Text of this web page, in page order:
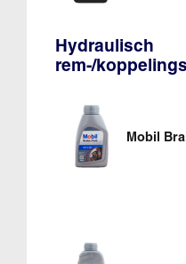
Hydraulisch
rem-/
Mobil